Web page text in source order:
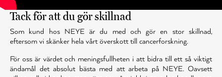
Tack för att du gör skillnad
Som kund hos NEYE är du med och gör en stor skillnad,
eftersom vi skänker hela vårt överskott till cancerforskning.
För oss är värdet och meningsfullheten i att bidra till ett så viktigt
ändamål det absolut bästa med att arbeta på NEYE. Oavsett